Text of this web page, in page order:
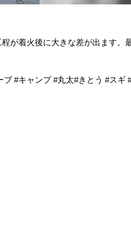
が着火後に大きな差が出ます。
#キャンプ #丸太#きとう #スギ